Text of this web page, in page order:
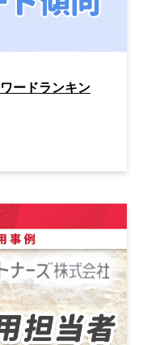
ードランキン